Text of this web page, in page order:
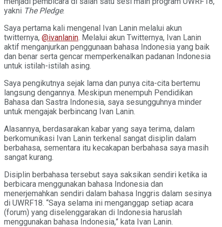
yakni The Pledge.
Saya pertama kali mengenal Ivan Lanin melalui akun
twitternya, @ivanlanin. Melalui akun Twitternya, Ivan Lanin
aktif menganjurkan penggunaan bahasa Indonesia yang baik
dan benar serta gencar memperkenalkan padanan Indonesia
untuk istilah-istilah asing.
Saya pengikutnya sejak lama dan punya cita-cita bertemu
langsung dengannya. Meskipun menempuh Pendidikan
Bahasa dan Sastra Indonesia, saya sesungguhnya minder
untuk mengajak berbincang Ivan Lanin.
Alasannya, berdasarakan kabar yang saya terima, dalam
berkomunikasi Ivan Lanin terkenal sangat disiplin dalam
berbahasa, sementara itu kecakapan berbahasa saya masih
sangat kurang.
Disiplin berbahasa tersebut saya saksikan sendiri ketika ia
berbicara menggunakan bahasa Indonesia dan
menerjemahkan sendiri dalam bahasa Inggris dalam sesinya
di UWRF18. “Saya selama ini menganggap setiap acara
(forum) yang diselenggarakan di Indonesia haruslah
menggunakan bahasa Indonesia,” kata Ivan Lanin.